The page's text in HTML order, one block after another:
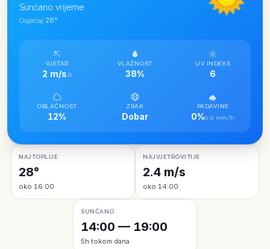
Sunčano vrijeme
Osjećaj 26°
VJETAR
2 m/s JI
VLAŽNOST
38%
UV INDEKS
6
OBLAČNOST
12%
ZRAK
Dobar
PADAVINE
0%0.0 mm/h
NAJTOPLIJE
28°
oko 16:00
NAJVJETROVITIJE
2.4 m/s
oko 14:00
SUNČANO
14:00 — 19:00
5h tokom dana